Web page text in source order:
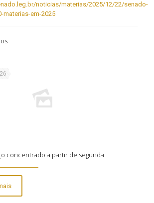
noticias/materias/2025/12/22/senado-
materias-em-2025
concentrado a partir de segunda